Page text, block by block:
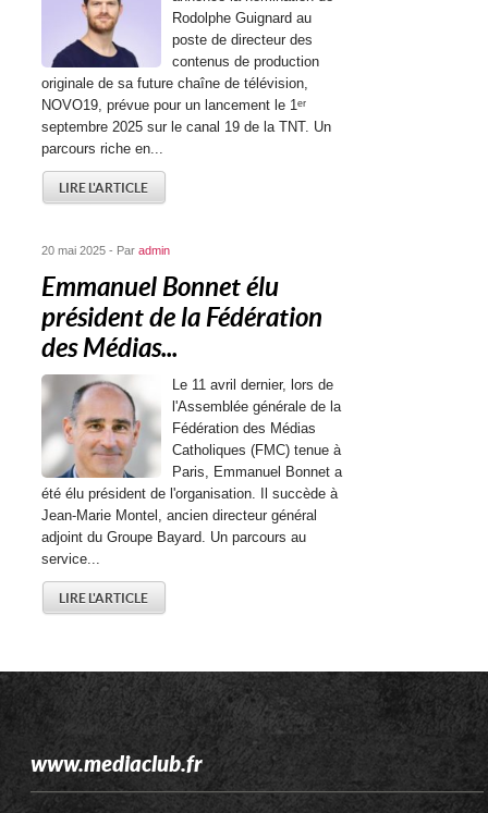
Rodolphe Guignard au
poste de directeur des
contenus de production
originale de sa future chaîne de télévision,
NOVO19, prévue pour un lancement le 1ᵉʳ
septembre 2025 sur le canal 19 de la TNT. Un
parcours riche en...
LIRE L'ARTICLE
20 mai 2025 - Paradmin
Emmanuel Bonnet élu
président de la Fédération
des Médias...
Le 11 avril dernier, lors de
l'Assemblée générale de la
Fédération des Médias
Catholiques (FMC) tenue à
Paris, Emmanuel Bonnet a
été élu président de l'organisation. Il succède à
Jean-Marie Montel, ancien directeur général
adjoint du Groupe Bayard. Un parcours au
service...
LIRE L'ARTICLE
www.mediaclub.fr